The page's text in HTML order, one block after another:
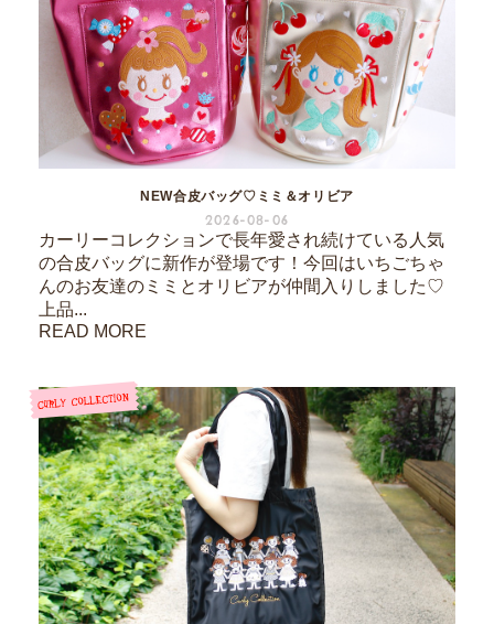
NEW合皮バッグ♡ミミ＆オリビア
2026-08-06
カーリーコレクションで長年愛され続けている人気
の合皮バッグに新作が登場です！今回はいちごちゃ
んのお友達のミミとオリビアが仲間入りしました♡
上品...
READ MORE